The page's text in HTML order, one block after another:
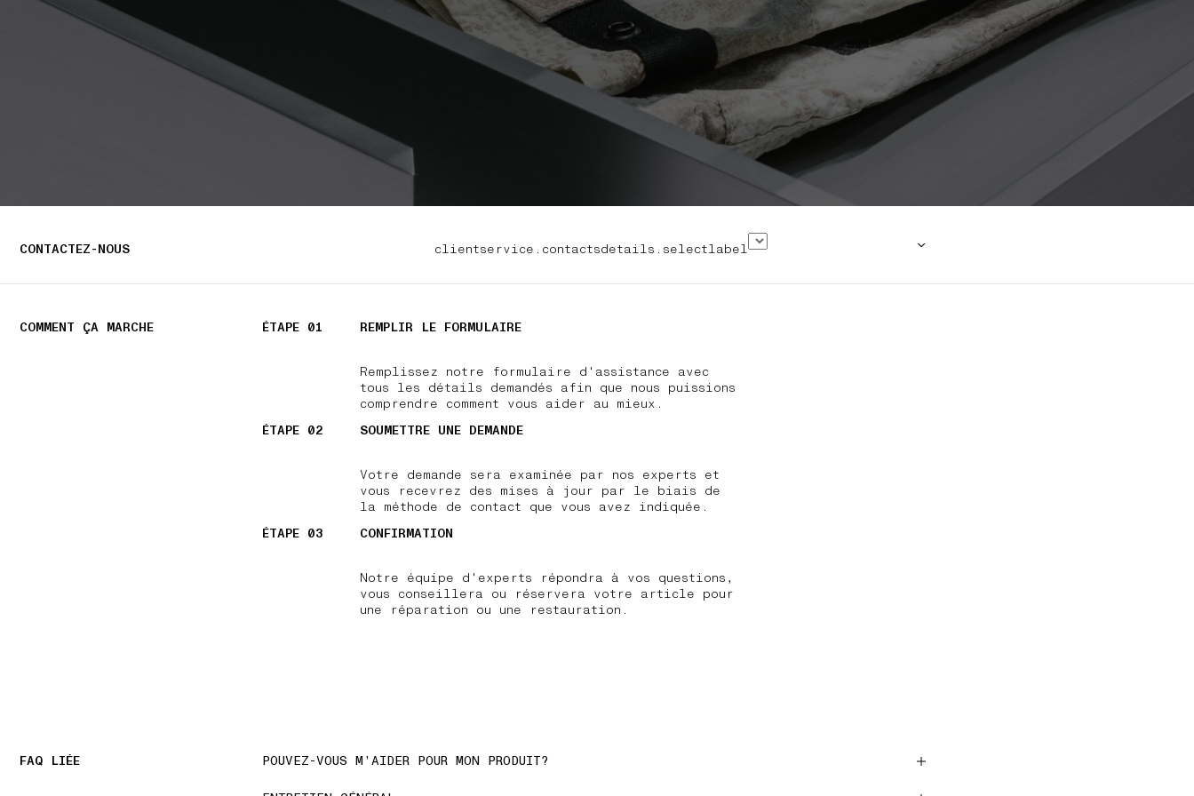
CONTACTEZ-NOUS clientservice.contactsdetails.selectlabel
COMMENT ÇA MARCHE ÉTAPE 01 REMPLIR LE FORMULAIRE
Remplissez notre formulaire d'assistance avec
tous les détails demandés afin que nous puissions
comprendre comment vous aider au mieux.
ÉTAPE 02
SOUMETTRE UNE DEMANDE
Votre demande sera examinée par nos experts et
vous recevrez des mises à jour par le biais de
la méthode de contact que vous avez indiquée.
ÉTAPE 03
CONFIRMATION
Notre équipe d'experts répondra à vos questions,
vous conseillera ou réservera votre article pour
une réparation ou une restauration.
FAQ LIÉE POUVEZ-VOUS M’AIDER POUR MON PRODUIT?